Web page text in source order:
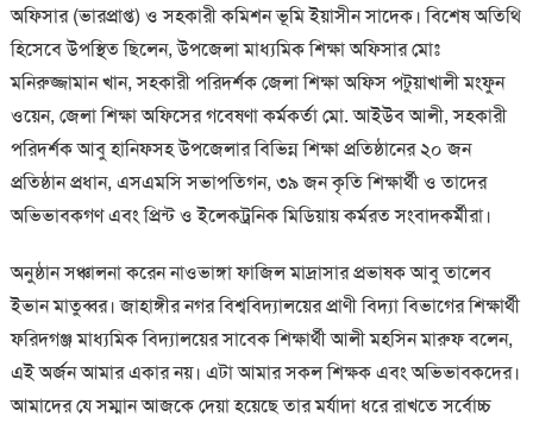
অফিসার (ভারপ্রাপ্ত) ও সহকারী কমিশন ভূমি ইয়াসীন সাদেক। বিশেষ অতিথি
হিসেবে উপস্থিত ছিলেন, উপজেলা মাধ্যমিক শিক্ষা অফিসার মোঃ
মনিরুজ্জামান খান, সহকারী পরিদর্শক জেলা শিক্ষা অফিস পটুয়াখালী মংফুন
ওয়েন, জেলা শিক্ষা অফিসের গবেষণা কর্মকর্তা মো. আইউব আলী, সহকারী
পরিদর্শক আবু হানিফসহ উপজেলার বিভিন্ন শিক্ষা প্রতিষ্ঠানের ২০ জন
প্রতিষ্ঠান প্রধান, এসএমসি সভাপতিগন, ৩৯ জন কৃতি শিক্ষার্থী ও তাদের
অভিভাবকগণ এবং প্রিন্ট ও ইলেকট্রনিক মিডিয়ায় কর্মরত সংবাদকর্মীরা।
অনুষ্ঠান সঞ্চালনা করেন নাওভাঙ্গা ফাজিল মাদ্রাসার প্রভাষক আবু তালেব
ইভান মাতুব্বর। জাহাঙ্গীর নগর বিশ্ববিদ্যালয়ের প্রাণী বিদ্যা বিভাগের শিক্ষার্থী
ফরিদগঞ্জ মাধ্যমিক বিদ্যালয়ের সাবেক শিক্ষার্থী আলী মহসিন মারুফ বলেন,
এই অর্জন আমার একার নয়। এটা আমার সকল শিক্ষক এবং অভিভাবকদের।
আমাদের যে সম্মান আজকে দেয়া হয়েছে তার মর্যাদা ধরে রাখতে সর্বোচ্চ